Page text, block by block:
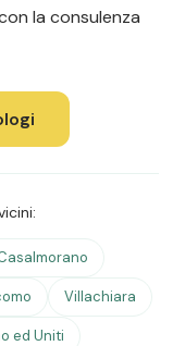
la consulenza
Villachiara
ed Uniti